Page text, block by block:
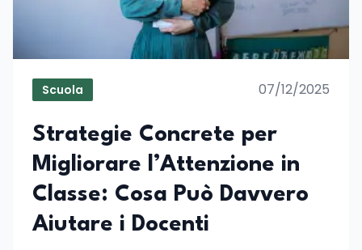
Scuola 07/12/2025
Strategie Concrete per
Migliorare l’Attenzione in
Classe: Cosa Può Davvero
Aiutare i Docenti